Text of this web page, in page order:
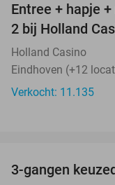
Entree + hapje
2 bij Holland
Holland Casino
Eindhoven (+12
Verkocht: 11.135
3-gangen